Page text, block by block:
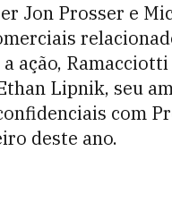
Jon Prosser e
a ação,
Lipnik, seu
com
deste ano.